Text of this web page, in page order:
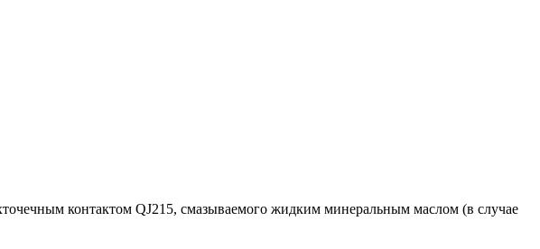
контактом QJ215, смазываемого жидким минеральным маслом (в случае